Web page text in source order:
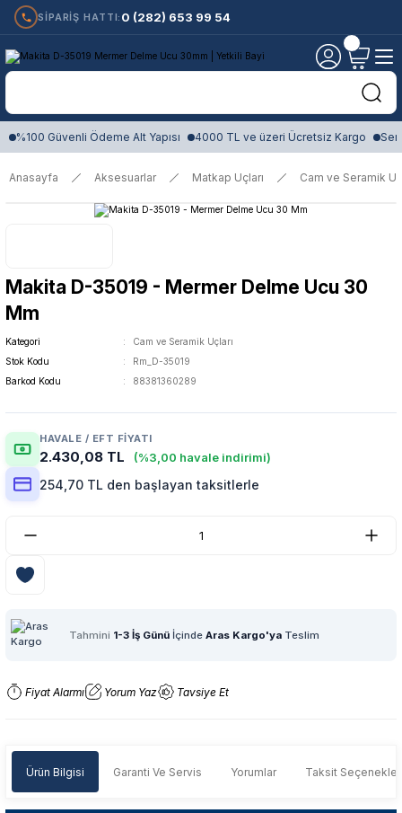
SİPARİŞ HATTI: 0 (282) 653 99 54
%100 Güvenli Ödeme Alt Yapısı 4000 TL ve üzeri Ücretsiz Kargo
Anasayfa Aksesuarlar Matkap Uçları Cam ve Seramik
Makita D-35019 - Mermer Delme Ucu 30
Mm
Kategori
Cam ve Seramik Uçları
Stok Kodu
Rm_D-35019
Barkod Kodu
88381360289
HAVALE / EFT FIYATI
2.430,08 TL (%3,00 havale indirimi)
254,70 TL den başlayan taksitlerle
Tahmini 1-3 İş Günü İçinde Aras Kargo'ya Teslim
Fiyat Alarmı Yorum Yaz Tavsiye Et
Ürün Bilgisi Garanti Ve Servis Yorumlar Taksit